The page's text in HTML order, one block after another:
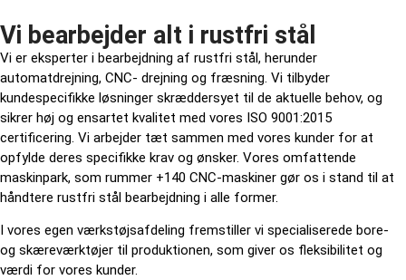
Vi bearbejder alt i rustfri stål
Vi er eksperter i bearbejdning af rustfri stål, herunder
automatdrejning, CNC- drejning og fræsning. Vi tilbyder
kundespecifikke løsninger skræddersyet til de aktuelle behov, og
sikrer høj og ensartet kvalitet med vores ISO 9001:2015
certificering. Vi arbejder tæt sammen med vores kunder for at
opfylde deres specifikke krav og ønsker. Vores omfattende
maskinpark, som rummer +140 CNC-maskiner gør os i stand til at
håndtere rustfri stål bearbejdning i alle former.
I vores egen værkstøjsafdeling fremstiller vi specialiserede bore-
og skæreværktøjer til produktionen, som giver os fleksibilitet og
værdi for vores kunder.